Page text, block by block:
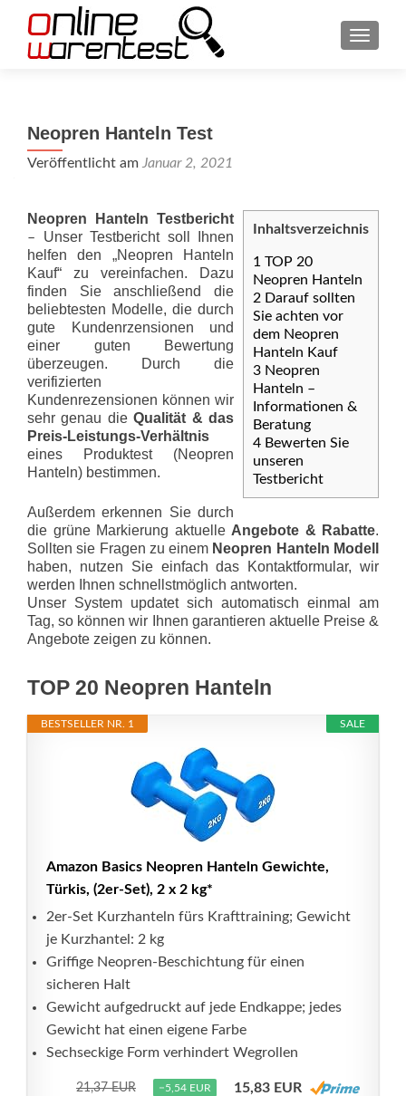
Neopren Hanteln Test
Veröffentlicht am Januar 2, 2021
Inhaltsverzeichnis
1 TOP 20
Neopren Hanteln
2 Darauf sollten
Sie achten vor
dem Neopren
Hanteln Kauf
3 Neopren
Hanteln –
Informationen &
Beratung
4 Bewerten Sie
unseren
Testbericht
Neopren Hanteln Testbericht
– Unser Testbericht soll Ihnen
helfen den „Neopren Hanteln
Kauf“ zu vereinfachen. Dazu
finden Sie anschließend die
beliebtesten Modelle, die durch
gute Kundenrzensionen und
einer guten Bewertung
überzeugen. Durch die
verifizierten
Kundenrezensionen können wir
sehr genau dieQualität & das
Preis-Leis­tungs-Ver­hält­nis
eines Produktest (Neopren
Hanteln) bestimmen.
Außerdem erkennen Sie durch
die grüne Markierung aktuelle Angebote & Rabatte.
Sollten sie Fragen zu einem Neopren Hanteln Modell
haben, nutzen Sie einfach das Kontaktformular, wir
werden Ihnen schnellstmöglich antworten.
Unser System updatet sich automatisch einmal am
Tag, so können wir Ihnen garantieren aktuelle Preise &
Angebote zeigen zu können.
TOP 20 Neopren Hanteln
SALE
BESTSELLER NR. 1
Amazon Basics Neopren Hanteln Gewichte,
Türkis, (2er-Set), 2 x 2 kg*
2er-Set Kurzhanteln fürs Krafttraining; Gewicht
je Kurzhantel: 2 kg
Griffige Neopren-Beschichtung für einen
sicheren Halt
Gewicht aufgedruckt auf jede Endkappe; jedes
Gewicht hat einen eigene Farbe
Sechseckige Form verhindert Wegrollen
21,37 EUR −5,54 EUR 15,83 EUR